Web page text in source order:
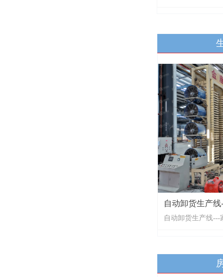
热压机组---集
热压机组---集装箱
直致力于自动化生
发制造超长尺寸、
自动卸货生产
自动卸货生产线---
统。